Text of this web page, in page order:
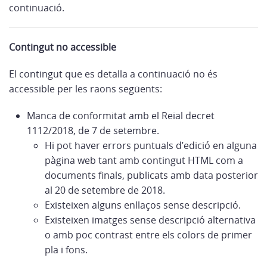
continuació.
Contingut no accessible
El contingut que es detalla a continuació no és
accessible per les raons següents:
Manca de conformitat amb el Reial decret
1112/2018, de 7 de setembre.
Hi pot haver errors puntuals d’edició en alguna
pàgina web tant amb contingut HTML com a
documents finals, publicats amb data posterior
al 20 de setembre de 2018.
Existeixen alguns enllaços sense descripció.
Existeixen imatges sense descripció alternativa
o amb poc contrast entre els colors de primer
pla i fons.